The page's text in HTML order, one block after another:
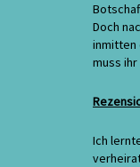
Doch
inmitten
muss
Ich